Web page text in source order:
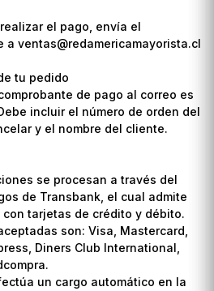
el pago, envía el
a ventas@redamericamayorista.cl
tu pedido
de pago al correo es
incluir el número de orden del
y el nombre del cliente.
se procesan a través del
de Transbank, el cual admite
tarjetas de crédito y débito.
son: Visa, Mastercard,
Diners Club International,
un cargo automático en la